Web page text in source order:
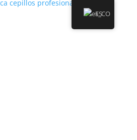
ES